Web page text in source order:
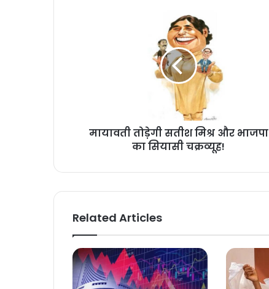
मायावती तोड़ेगी सतीश मिश्र और भाजपा
का सियासी चक्रव्यूह!
Related Articles